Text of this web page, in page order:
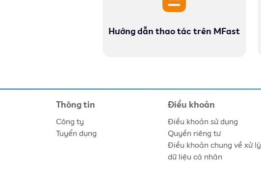
Hướng dẫn thao tác trên MFast
Thông tin
Công ty
Tuyển dụng
Điều khoản
Điều khoản sử dụng
Quyền riêng tư
Điều khoản chung về xử lý
dữ liệu cá nhân